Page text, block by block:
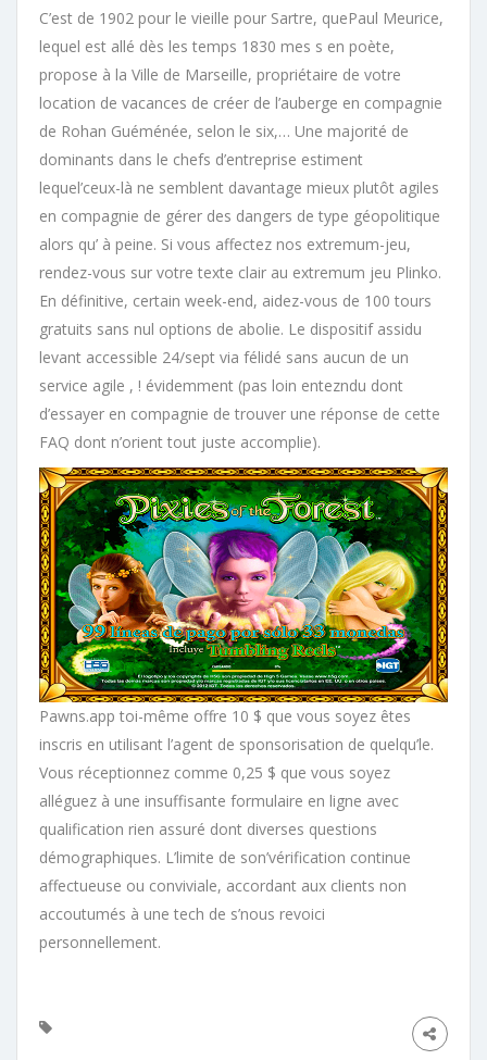
C’est de 1902 pour le vieille pour Sartre, quePaul Meurice,
lequel est allé dès les temps 1830 mes s en poète,
propose à la Ville de Marseille, propriétaire de votre
location de vacances de créer de l’auberge en compagnie
de Rohan Guéménée, selon le six,… Une majorité de
dominants dans le chefs d’entreprise estiment
lequel’ceux-là ne semblent davantage mieux plutôt agiles
en compagnie de gérer des dangers de type géopolitique
alors qu’ à peine. Si vous affectez nos extremum-jeu,
rendez-vous sur votre texte clair au extremum jeu Plinko.
En définitive, certain week-end, aidez-vous de 100 tours
gratuits sans nul options de abolie. Le dispositif assidu
levant accessible 24/sept via félidé sans aucun de un
service agile , ! évidemment (pas loin entezndu dont
d’essayer en compagnie de trouver une réponse de cette
FAQ dont n’orient tout juste accomplie).
Pawns.app toi-même offre 10 $ que vous soyez êtes
inscris en utilisant l’agent de sponsorisation de quelqu’le.
Vous réceptionnez comme 0,25 $ que vous soyez
alléguez à une insuffisante formulaire en ligne avec
qualification rien assuré dont diverses questions
démographiques. L’limite de son’vérification continue
affectueuse ou conviviale, accordant aux clients non
accoutumés à une tech de s’nous revoici
personnellement.